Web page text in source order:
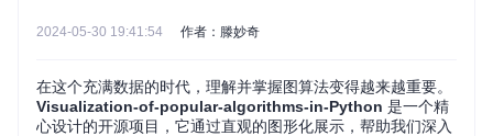
2024-05-30 19:41:54 作者：滕妙奇
在这个充满数据的时代，理解并掌握图算法变得越来越重要。
Visualization-of-popular-algorithms-in-Python 是一个精
心设计的开源项目，它通过直观的图形化展示，帮助我们深入